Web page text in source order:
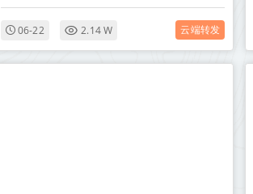
么》
06-22 2.14 W 云端转发